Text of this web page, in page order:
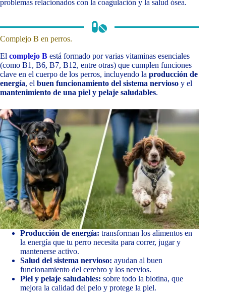
problemas relacionados con la coagulación y la salud ósea.
Complejo B en perros.
El complejo B está formado por varias vitaminas esenciales
(como B1, B6, B7, B12, entre otras) que cumplen funciones
clave en el cuerpo de los perros, incluyendo la producción de
energía, el buen funcionamiento del sistema nervioso y el
mantenimiento de una piel y pelaje saludables.
Producción de energía: transforman los alimentos en
la energía que tu perro necesita para correr, jugar y
mantenerse activo.
Salud del sistema nervioso: ayudan al buen
funcionamiento del cerebro y los nervios.
Piel y pelaje saludables: sobre todo la biotina, que
mejora la calidad del pelo y protege la piel.